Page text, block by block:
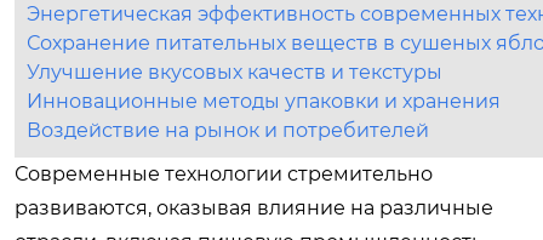
Энергетическая эффективность современных
Сохранение питательных веществ в сушеных
Улучшение вкусовых качеств и текстуры
Инновационные методы упаковки и хранения
Воздействие на рынок и потребителей
Современные технологии стремительно
развиваются, оказывая влияние на различные